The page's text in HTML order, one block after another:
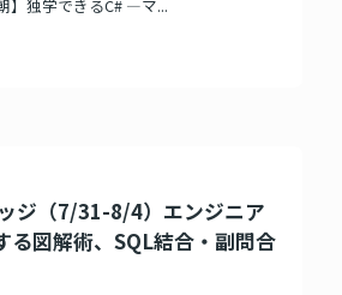
】独学できるC# ―マ...
ジ（7/31-8/4）エンジニア
る図解術、SQL結合・副問合